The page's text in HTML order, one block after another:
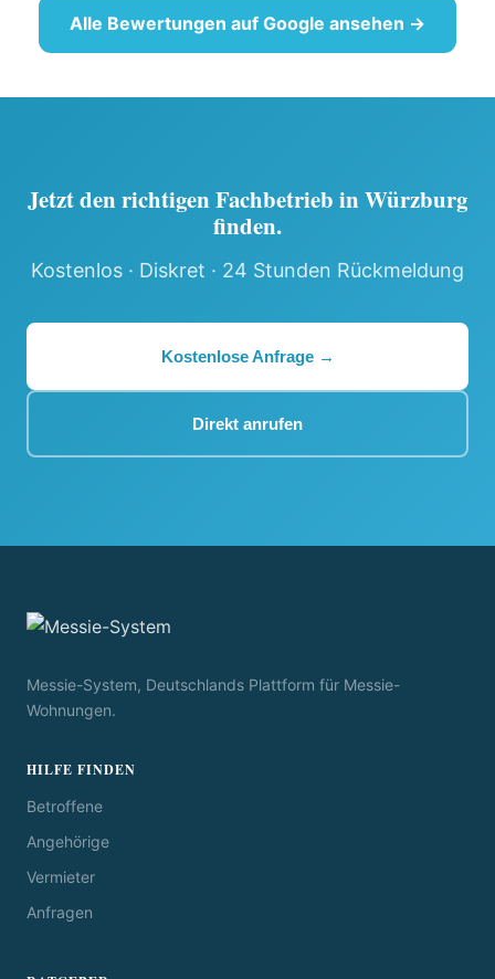
Alle Bewertungen auf Google ansehen →
Jetzt den richtigen Fachbetrieb in Würzburg
finden.
Kostenlos · Diskret · 24 Stunden Rückmeldung
Kostenlose Anfrage →
Direkt anrufen
Messie-System, Deutschlands Plattform für Messie-
Wohnungen.
HILFE FINDEN
Betroffene
Angehörige
Vermieter
Anfragen